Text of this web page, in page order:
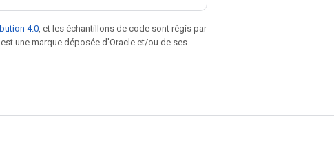
4.0 , et les échantillons de code sont régis par
est une marque déposée d'Oracle et/ou de ses